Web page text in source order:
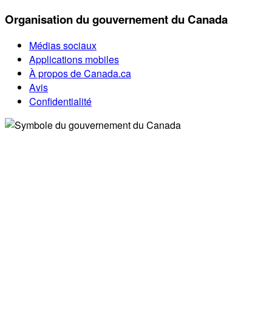
Organisation du gouvernement du Canada
Médias sociaux
Applications mobiles
À propos de Canada.ca
Avis
Confidentialité